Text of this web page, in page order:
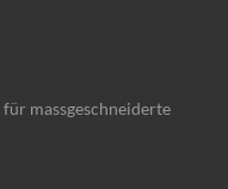
massgeschneiderte